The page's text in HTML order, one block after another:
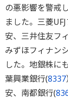
の悪影響を警戒
ました。三菱
安、三井住友フ
みずほフィナン
した。地銀株に
葉興業銀行(8337
安、南都銀行(